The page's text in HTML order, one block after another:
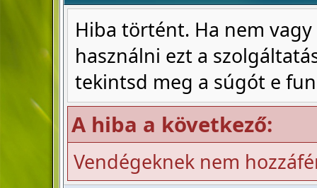
Hiba történt. Ha nem
használni ezt a
tekintsd meg a súgót e
A hiba a következő:
Vendégeknek nem